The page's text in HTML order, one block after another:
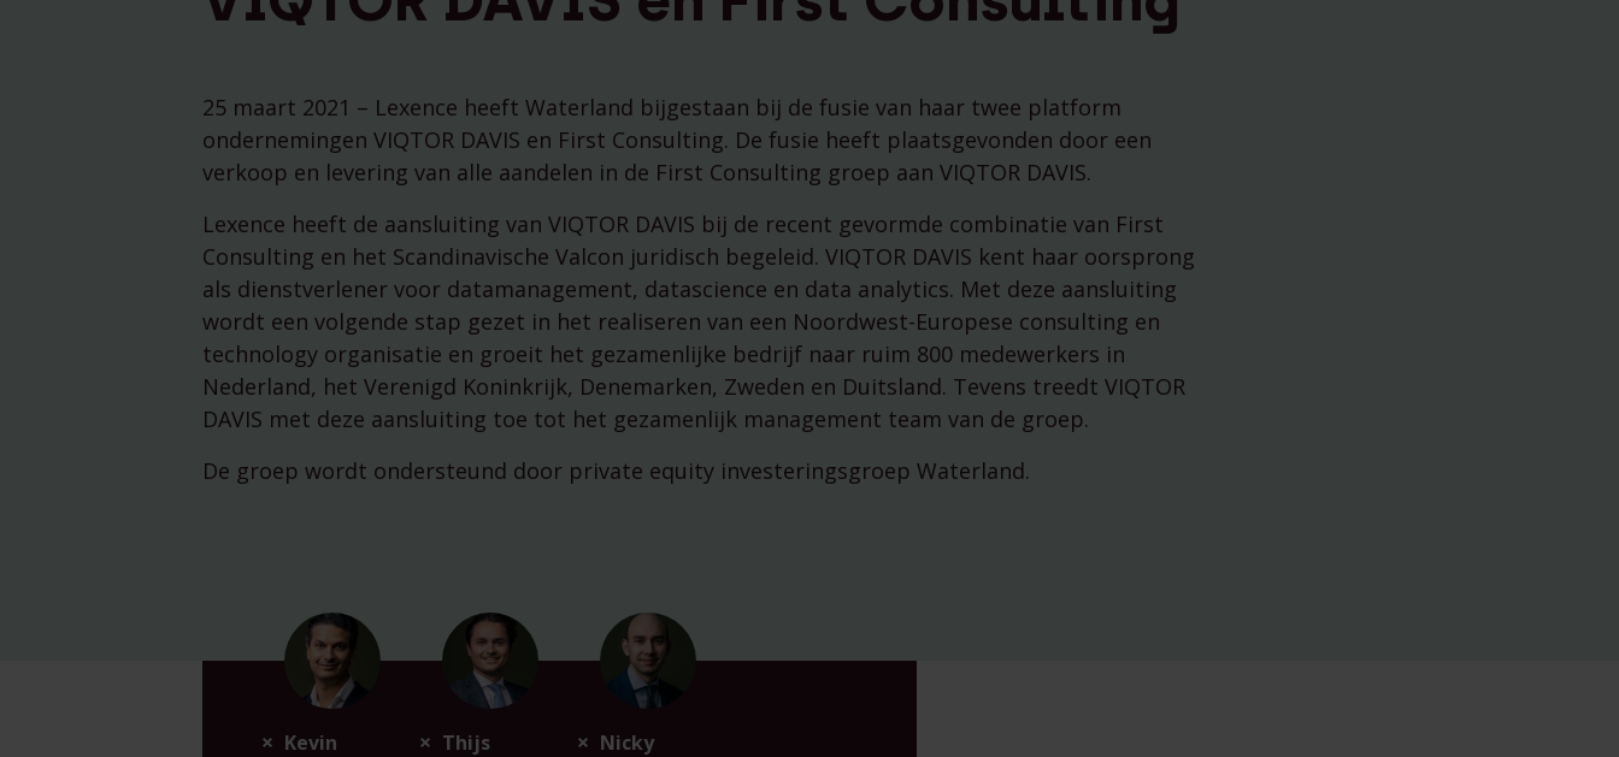
managementparticipaties
Digitale Compliance Roadmap 2026 erfpacht in Amsterdam
Aflevering 9: Van bakstenen tot
belegging
Aflevering 10: De prijs van risico
Aflevering 11: Van Digitale stad tot
Tools
ESG Wetwijzer
25 maart 2021 – Lexence heeft Waterland bijgestaan bij de fusie van haar twee platform
ondernemingen VIQTOR DAVIS en First Consulting. De fusie heeft plaatsgevonden door een
verkoop en levering van alle aandelen in de First Consulting groep aan VIQTOR DAVIS.
Lexence heeft de aansluiting van VIQTOR DAVIS bij de recent gevormde combinatie van First
Consulting en het Scandinavische Valcon juridisch begeleid. VIQTOR DAVIS kent haar oorsprong
als dienstverlener voor datamanagement, datascience en data analytics. Met deze aansluiting
wordt een volgende stap gezet in het realiseren van een Noordwest-Europese consulting en
technology organisatie en groeit het gezamenlijke bedrijf naar ruim 800 medewerkers in
Nederland, het Verenigd Koninkrijk, Denemarken, Zweden en Duitsland. Tevens treedt VIQTOR
DAVIS met deze aansluiting toe tot het gezamenlijk management team van de groep.
De groep wordt ondersteund door private equity investeringsgroep Waterland.
Kevin
Thijs
Nicky